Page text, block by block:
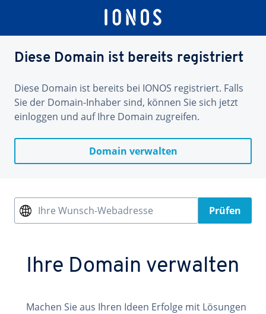
Diese Domain ist bereits registriert
Diese Domain ist bereits bei IONOS registriert. Falls
Sie der Domain-Inhaber sind, können Sie sich jetzt
einloggen und auf Ihre Domain zugreifen.
Domain verwalten
Ihre Wunsch-Webadresse Prüfen
Ihre Domain verwalten
Machen Sie aus Ihren Ideen Erfolge mit Lösungen